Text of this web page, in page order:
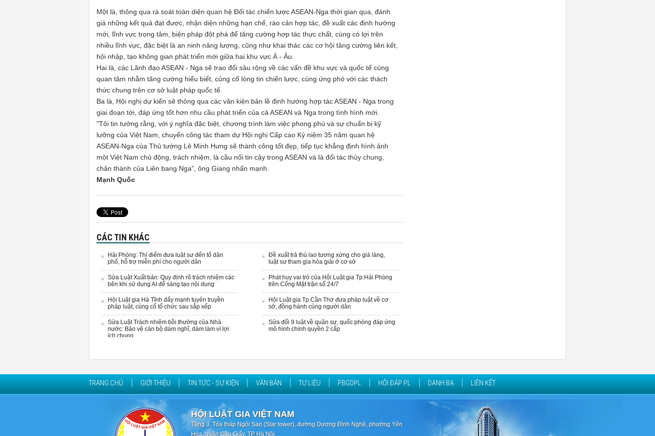
Một là , thông qua rà soát toàn diện quan hệ Đối tác chiến lược ASEAN-Nga thời gian qua, đánh
giá những kết quả đạt được, nhận diện những hạn chế, rào cản hợp tác, đề xuất các định hướng
mới, lĩnh vực trọng tâm, biện pháp đột phá để tăng cường hợp tác thực chất, cùng có lợi trên
nhiều lĩnh vực, đặc biệt là an ninh năng lượng, cũng như khai thác các cơ hội tăng cường liên kết,
hội nhập, tạo không gian phát triển mới giữa hai khu vực Á - Âu.
Hai là , các Lãnh đạo ASEAN - Nga sẽ trao đổi sâu rộng về các vấn đề khu vực và quốc tế cùng
quan tâm nhằm tăng cường hiểu biết, củng cố lòng tin chiến lược, cùng ứng phó với các thách
thức chung trên cơ sở luật pháp quốc tế.
Ba là , Hội nghị dự kiến sẽ thông qua các văn kiện bản lề định hướng hợp tác ASEAN - Nga trong
giai đoạn tới, đáp ứng tốt hơn nhu cầu phát triển của cả ASEAN và Nga trong tình hình mới.
"Tôi tin tưởng rằng, với ý nghĩa đặc biệt, chương trình làm việc phong phú và sự chuẩn bị kỹ
lưỡng của Việt Nam, chuyến công tác tham dự Hội nghị Cấp cao Kỷ niệm 35 năm quan hệ
ASEAN-Nga của Thủ tướng Lê Minh Hưng sẽ thành công tốt đẹp, tiếp tục khẳng định hình ảnh
một Việt Nam chủ động, trách nhiệm, là cầu nối tin cậy trong ASEAN và là đối tác thủy chung,
chân thành của Liên bang Nga", ông Giang nhấn mạnh.
Mạnh Quốc
CÁC TIN KHÁC
Hải Phòng: Thí điểm đưa luật sư đến tổ dân
phố, hỗ trợ miễn phí cho người dân
Sửa Luật Xuất bản: Quy định rõ trách nhiệm các
bên khi sử dụng AI để sáng tạo nội dung
Hội Luật gia Hà Tĩnh đẩy mạnh tuyên truyền
pháp luật, củng cố tổ chức sau sắp xếp
Sửa Luật Trách nhiệm bồi thường của Nhà
nước: Bảo vệ cán bộ dám nghĩ, dám làm vì lợi
ích chung
Đề xuất trả thù lao tương xứng cho già làng,
luật sư tham gia hòa giải ở cơ sở
Phát huy vai trò của Hội Luật gia Tp.Hải Phòng
trên Cổng Mặt trận số 24/7
Hội Luật gia Tp.Cần Thơ đưa pháp luật về cơ
sở, đồng hành cùng người dân
Sửa đổi 9 luật về quân sự, quốc phòng đáp ứng
mô hình chính quyền 2 cấp
TRANG CHỦ GIỚI THIỆU TIN TỨC - SỰ KIỆN VĂN BẢN TƯ LIỆU PBGDPL HỎI ĐÁP PL DANH BẠ LIÊN KẾT
HỘI LUẬT GIA VIỆT NAM
Tầng 3, Tòa tháp Ngôi Sao (Star tower), đường Dương Đình Nghệ, phường Yên
Hòa, quận Cầu Giấy, TP Hà Nội.